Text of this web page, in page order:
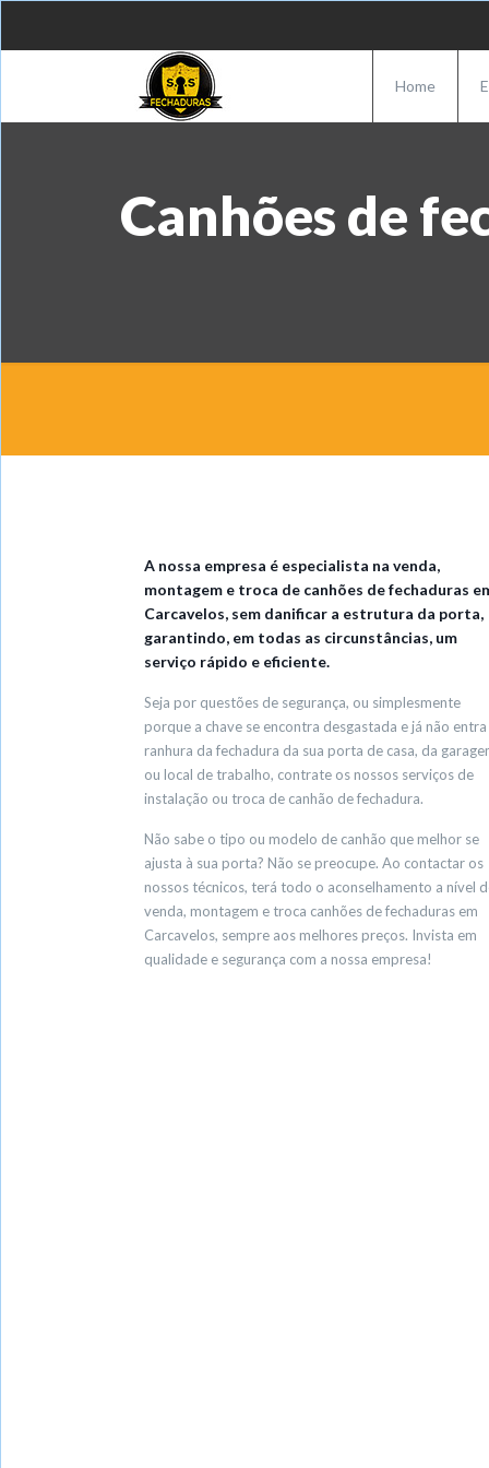
Home
Canhões de
A nossa empresa é especialista na venda,
montagem e troca de canhões de fechaduras
Carcavelos, sem danificar a estrutura da porta,
garantindo, em todas as circunstâncias, um
serviço rápido e eficiente.
Seja por questões de segurança, ou simplesmente
porque a chave se encontra desgastada e já não entra
ranhura da fechadura da sua porta de casa, da
ou local de trabalho, contrate os nossos serviços de
instalação ou troca de canhão de fechadura.
Não sabe o tipo ou modelo de canhão que melhor se
ajusta à sua porta? Não se preocupe. Ao contactar os
nossos técnicos, terá todo o aconselhamento a nível
venda, montagem e troca canhões de fechaduras em
Carcavelos, sempre aos melhores preços. Invista em
qualidade e segurança com a nossa empresa!